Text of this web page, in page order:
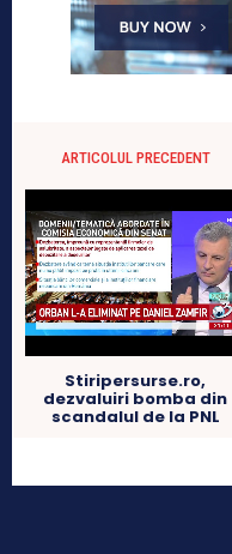
ARTICOLUL PRECEDENT
Stiripersurse.ro,
dezvaluiri bomba din
scandalul de la PNL